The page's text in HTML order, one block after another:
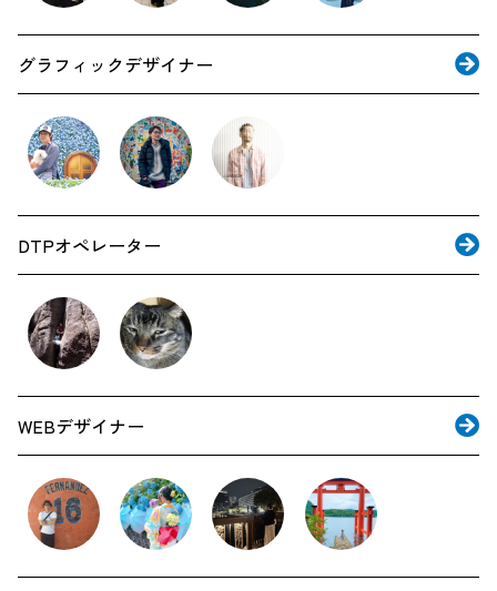
グラフィックデザイナー
DTPオペレーター
WEBデザイナー